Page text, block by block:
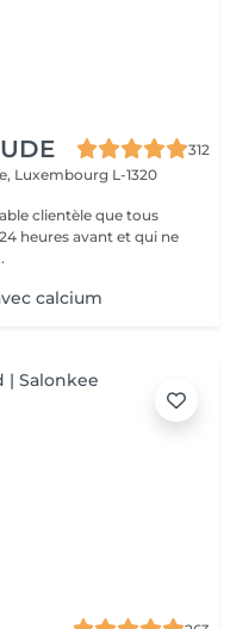
312
Luxembourg L-1320
clientèle que tous
heures avant et qui ne
calcium